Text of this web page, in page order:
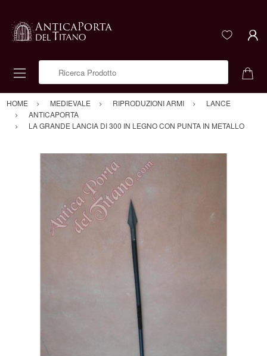
HOME MEDIEVALE RIPRODUZIONI ARMI
LANCE
ANTICAPORTA
LA GRANDE LANCIA DI 300 IN LEGNO CON PUNTA IN METALLO